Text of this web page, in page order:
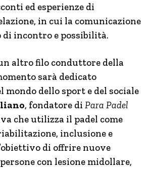
ed esperienze di
in cui la comunicazione
di incontro e possibilità.
altro filo conduttore della
sarà dedicato
mondo dello sport e del sociale
, fondatore di Para Padel
che utilizza il padel come
inclusione e
di offrire nuove
con lesione midollare,